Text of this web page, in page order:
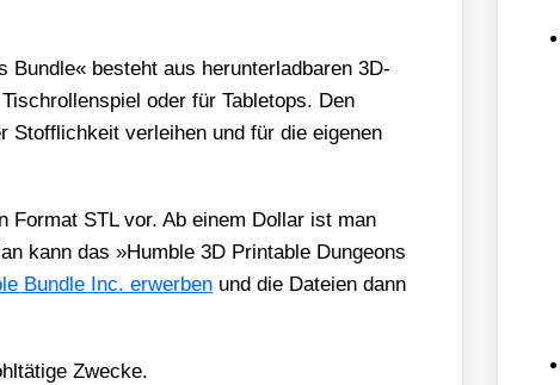
Bund­le« besteht aus her­un­ter­lad­ba­ren 3D-
oder für Table­tops. Den
Stoff­lich­keit ver­lei­hen und für die eige­nen
For­mat STL vor. Ab einem Dol­lar ist man
kann das »Hum­ble 3D Prin­ta­ble Dun­ge­ons
Bund­le Inc. erwer­ben und die Datei­en dann
Zwe­cke.